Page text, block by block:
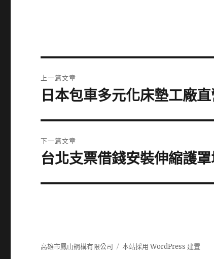
章
上一篇文章
上
篇
文
章:
日本包車多元化床墊工廠
下一篇文章
下
篇
台北支票借錢安裝伸縮護
高雄市鳳山鋼構有限公司 本站採用 WordPress 建置